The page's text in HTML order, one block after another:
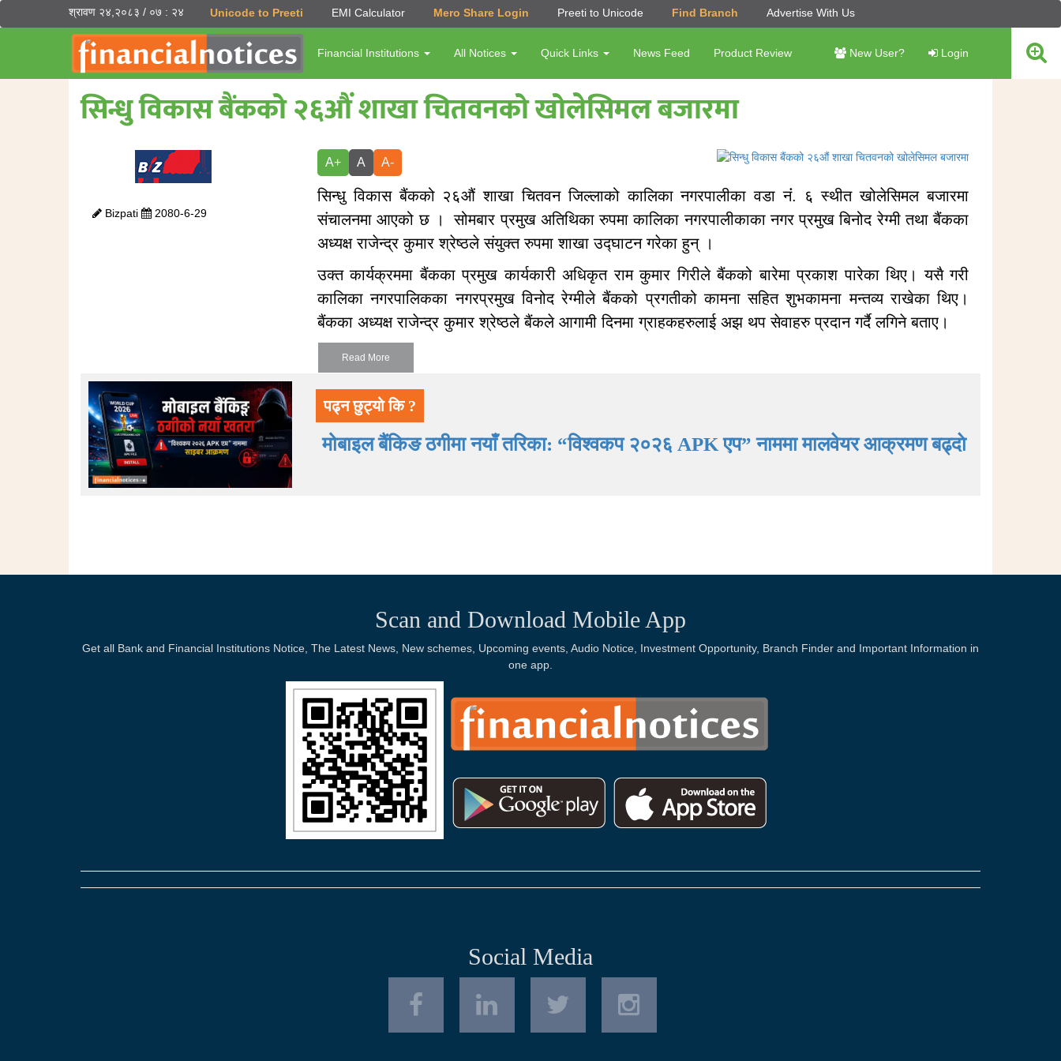
श्रावण २४,२०८३ / ०७ : २४ Unicode to Preeti EMI Calculator Mero Share Login Preeti to Unicode Find Branch Advertise With Us
Financial Institutions All Notices Quick Links News Feed Product Review New User? Login
सिन्धु विकास बैंकको २६औं शाखा चितवनको खोलेसिमल बजारमा
Bizpati 2080-6-29
A+ A A-
सिन्धु विकास बैंकको २६औं शाखा चितवन जिल्लाको कालिका नगरपालीका वडा नंं. ६ स्थीत खोलेसिमल बजारमा
संचालनमा आएको छ । सोमबार प्रमुख अतिथिका रुपमा कालिका नगरपालीकाका नगर प्रमुख बिनोद रेग्मी तथा बैंकका
अध्यक्ष राजेन्द्र कुमार श्रेष्ठले संयुक्त रुपमा शाखा उद्घाटन गरेका हुन् ।
उक्त कार्यक्रममा बैंकका प्रमुख कार्यकारी अधिकृत राम कुमार गिरीले बैंकको बारेमा प्रकाश पारेका थिए। यसै गरी
कालिका नगरपालिकका नगरप्रमुख विनोद रेग्मीले बैंकको प्रगतीको कामना सहित शुभकामना मन्तव्य राखेका थिए।
बैंकका अध्यक्ष राजेन्द्र कुमार श्रेष्ठले बैंकले आगामी दिनमा ग्राहकहरुलाई अझ थप सेवाहरु प्रदान गर्दै लगिने बताए।
Read More
पढ्न छुट्यो कि ?
मोबाइल बैंकिङ ठगीमा नयाँ तरिका: “विश्वकप २०२६ APK एप” नाममा मालवेयर आक्रमण बढ्दाे
Scan and Download Mobile App
Get all Bank and Financial Institutions Notice, The Latest News, New schemes, Upcoming events, Audio Notice, Investment Opportunity, Branch Finder and Important Information in
one app.
Social Media